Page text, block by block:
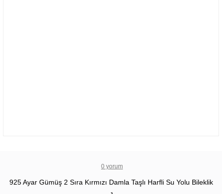
0 yorum
925 Ayar Gümüş 2 Sıra Kırmızı Damla Taşlı Harfli Su Yolu Bileklik